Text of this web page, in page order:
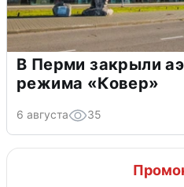
В Перми закрыли
режима «Ковер»
6 августа 35